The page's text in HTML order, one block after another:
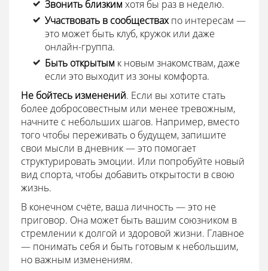
Звонить близким хотя бы раз в неделю.
Участвовать в сообществахпо интересам —
это может быть клуб, кружок или даже
онлайн-группа.
Быть открытым к новым знакомствам, даже
если это выходит из зоны комфорта.
Не бойтесь изменений. Если вы хотите стать
более добросовестным или менее тревожным,
начните с небольших шагов. Например, вместо
того чтобы переживать о будущем, запишите
свои мысли в дневник — это помогает
структурировать эмоции. Или попробуйте новый
вид спорта, чтобы добавить открытости в свою
жизнь.
В конечном счёте, ваша личность — это не
приговор. Она может быть вашим союзником в
стремлении к долгой и здоровой жизни. Главное
— понимать себя и быть готовым к небольшим,
но важным изменениям.